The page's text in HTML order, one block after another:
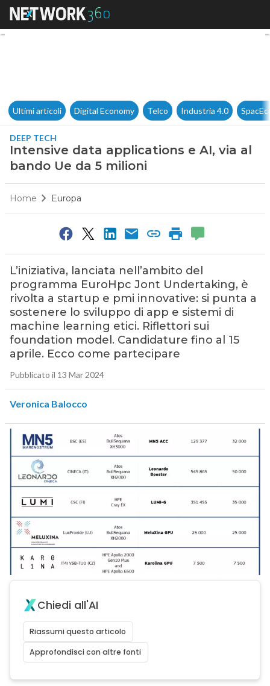
Intensive data applications e
Ultimi articoli Digital Economy Telco Industria 4.0
DEEP TECH
Intensive data applications e AI, via al
bando Ue da 5 milioni
Home Europa
L’iniziativa, lanciata nell’ambito del
programma EuroHpc Jont Undertaking, è
rivolta a startup e pmi innovative: si punta a
sostenere lo sviluppo di app e sistemi di
machine learning etici. Riflettori sui
foundation model. Candidature fino al 15
aprile. Ecco come partecipare
Pubblicato il 13 Mar 2024
Veronica Balocco
Chiedi all'AI
Riassumi questo articolo
Approfondisci con altre fonti